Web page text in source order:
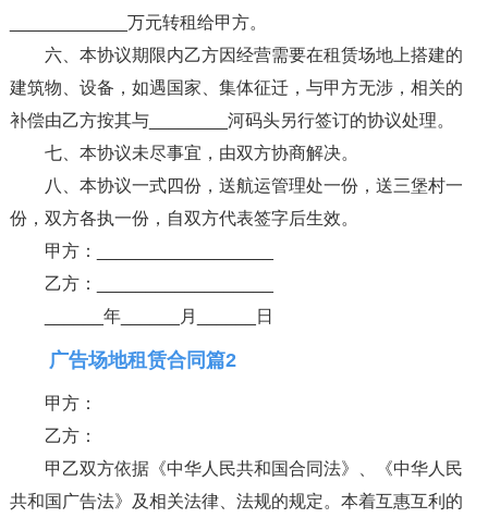
____________万元转租给甲方。
六、本协议期限内乙方因经营需要在租赁场地上搭建的
建筑物、设备，如遇国家、集体征迁，与甲方无涉，相关的
补偿由乙方按其与________河码头另行签订的协议处理。
七、本协议未尽事宜，由双方协商解决。
八、本协议一式四份，送航运管理处一份，送三堡村一
份，双方各执一份，自双方代表签字后生效。
甲方：__________________
乙方：__________________
______年______月______日
广告场地租赁合同篇2
甲方：
乙方：
甲乙双方依据《中华人民共和国合同法》、《中华人民
共和国广告法》及相关法律、法规的规定。本着互惠互利的